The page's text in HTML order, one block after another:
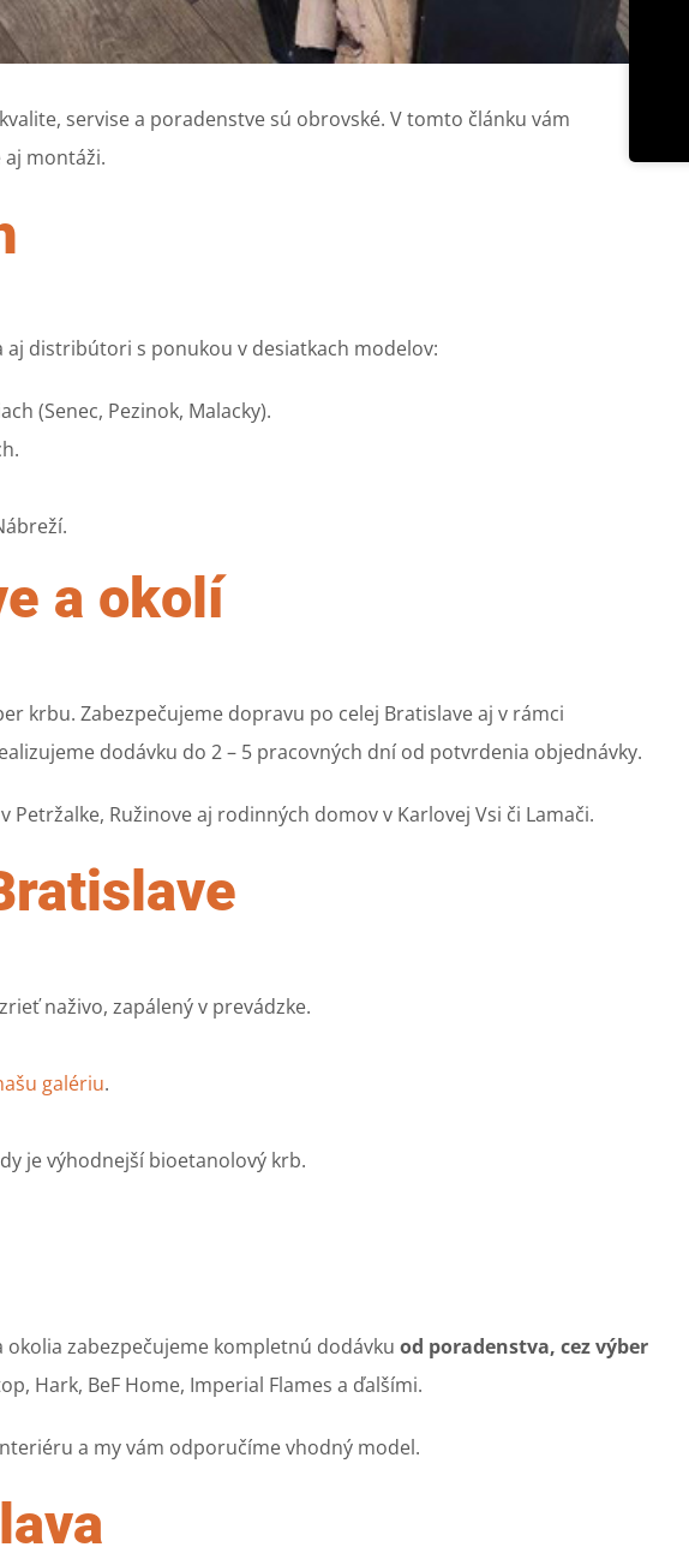
servise a poradenstve sú obrovské. V tomto článku vám
montáži.
distribútori s ponukou v desiatkach modelov:
(Senec, Pezinok, Malacky).
a okolí
krbu. Zabezpečujeme dopravu po celej Bratislave aj v rámci
dodávku do 2 – 5 pracovných dní od potvrdenia objednávky.
Ružinove aj rodinných domov v Karlovej Vsi či Lamači.
naživo, zapálený v prevádzke.
galériu.
je výhodnejší bioetanolový krb.
zabezpečujeme kompletnú dodávku od poradenstva, cez výber
Hark, BeF Home, Imperial Flames a ďalšími.
a my vám odporučíme vhodný model.